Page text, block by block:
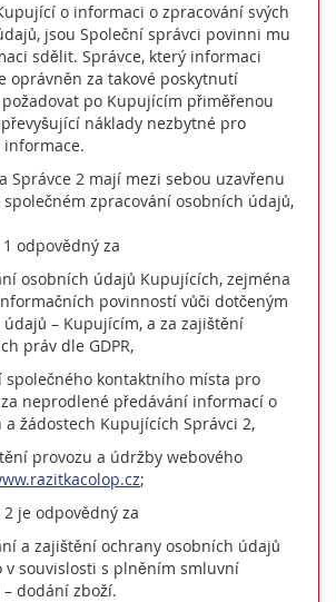
o informaci o zpracování svých
jsou Společní správci povinni mu
sdělit. Správce, který informaci
oprávněn za takové poskytnutí
po Kupujícím přiměřenou
náklady nezbytné pro
Správce 2 mají mezi sebou uzavřenu
společném zpracování osobních údajů,
odpovědný za
osobních údajů Kupujících, zejména
povinností vůči dotčeným
– Kupujícím, a za zajištění
práv dle GDPR,
společného kontaktního místa pro
neprodlené předávání informací o
a žádostech Kupujících Správci 2,
provozu a údržby webového
;
2 je odpovědný za
a zajištění ochrany osobních údajů
v souvislosti s plněním smluvní
dodání zboží.